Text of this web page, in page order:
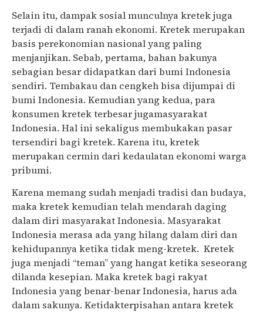
Selain itu, dampak sosial munculnya kretek juga
terjadi di dalam ranah ekonomi. Kretek merupakan
basis perekonomian nasional yang paling
menjanjikan. Sebab, pertama, bahan bakunya
sebagian besar didapatkan dari bumi Indonesia
sendiri. Tembakau dan cengkeh bisa dijumpai di
bumi Indonesia. Kemudian yang kedua, para
konsumen kretek terbesar jugamasyarakat
Indonesia. Hal ini sekaligus membukakan pasar
tersendiri bagi kretek. Karena itu, kretek
merupakan cermin dari kedaulatan ekonomi warga
pribumi.
Karena memang sudah menjadi tradisi dan budaya,
maka kretek kemudian telah mendarah daging
dalam diri masyarakat Indonesia. Masyarakat
Indonesia merasa ada yang hilang dalam diri dan
kehidupannya ketika tidak meng-kretek. Kretek
juga menjadi “teman” yang hangat ketika seseorang
dilanda kesepian. Maka kretek bagi rakyat
Indonesia yang benar-benar Indonesia, harus ada
dalam sakunya. Ketidakterpisahan antara kretek